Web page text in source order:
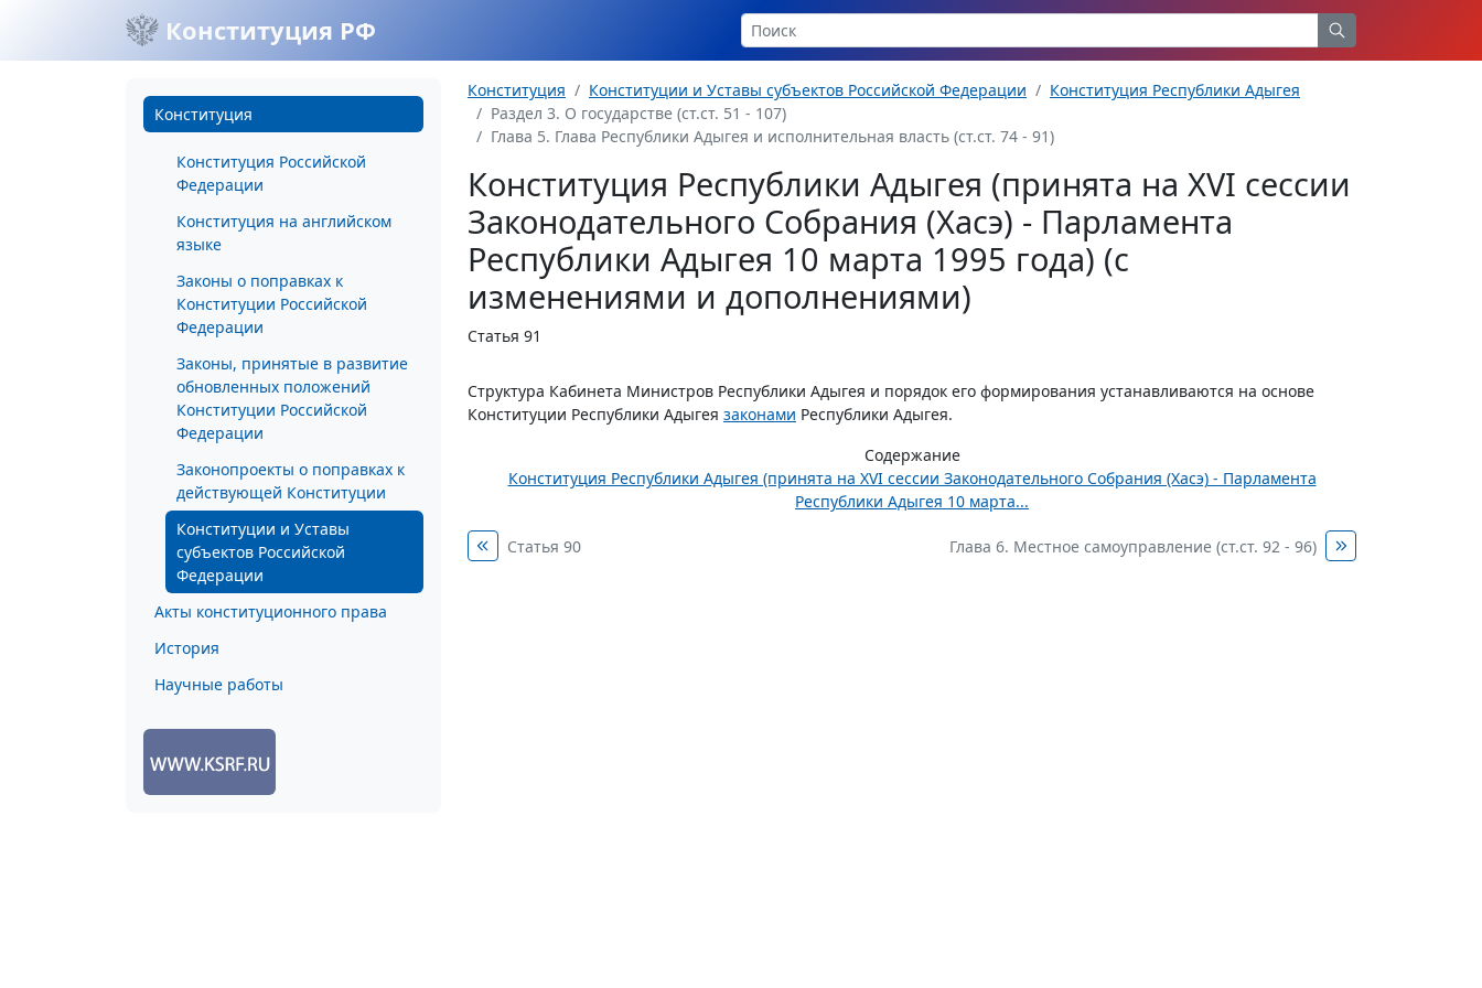
Конституция РФ
Конституция
Конституция Российской
Федерации
Конституция на английском
языке
Законы о поправках к
Конституции Российской
Федерации
Законы, принятые в развитие
обновленных положений
Конституции Российской
Федерации
Законопроекты о поправках к
действующей Конституции
Конституции и Уставы
субъектов Российской
Федерации
Акты конституционного права
История
Научные работы
Конституция Конституции и Уставы субъектов Российской Федерации
Конституция Республики Адыгея
Раздел 3. О государстве (ст.ст. 51 - 107)
Глава 5. Глава Республики Адыгея и исполнительная власть (ст.ст. 74 - 91)
Конституция Республики Адыгея (принята на XVI сессии
Законодательного Собрания (Хасэ) - Парламента
Республики Адыгея 10 марта 1995 года) (с
изменениями и дополнениями)
Статья 91
Структура Кабинета Министров Республики Адыгея и порядок его формирования устанавливаются на основе
Конституции Республики Адыгея законами Республики Адыгея.
Содержание
Конституция Республики Адыгея (принята на XVI сессии Законодательного Собрания (Хасэ) - Парламента
Республики Адыгея 10 марта...
Статья 90 Глава 6. Местное самоуправление (ст.ст. 92 - 96)